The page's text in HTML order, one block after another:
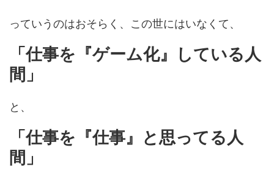
っていうのはおそらく、この世にはいなくて、
「仕事を『ゲーム化』している人
間」
と、
「仕事を『仕事』と思ってる人
間」